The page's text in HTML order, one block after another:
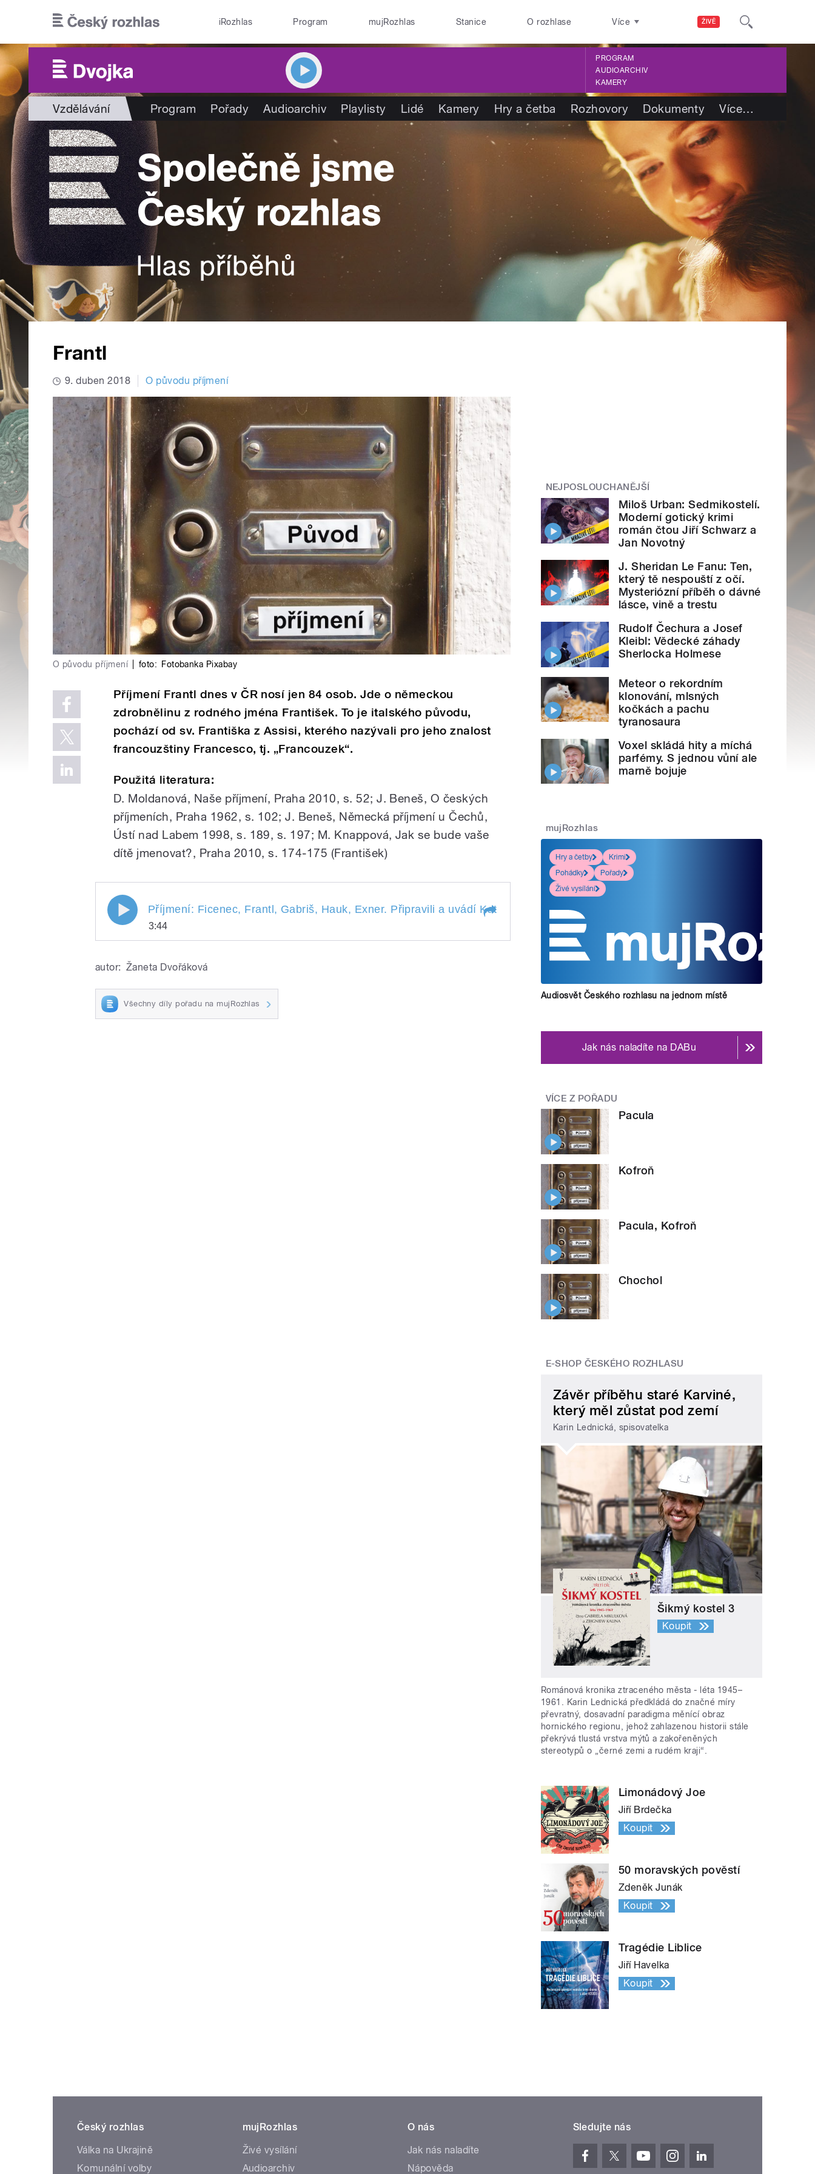
ŽIVĚ
iRozhlas Program mujRozhlas Stanice O rozhlase Více
PROGRAM
AUDIOARCHIV
KAMERY
Vzdělávání Program Pořady Audioarchiv Playlisty Lidé Kamery Hry a četba Rozhovory Dokumenty Více…
Frantl
9. duben 2018 O původu příjmení
O původu příjmení foto: Fotobanka Pixabay
Příjmení Frantl dnes v ČR nosí jen 84 osob. Jde o německou
zdrobnělinu z rodného jména František. To je italského původu,
pochází od sv. Františka z Assisi, kterého nazývali pro jeho znalost
francouzštiny Francesco, tj. „Francouzek“.
Použitá literatura:
D. Moldanová, Naše příjmení, Praha 2010, s. 52; J. Beneš, O českých
příjmeních, Praha 1962, s. 102; J. Beneš, Německá příjmení u Čechů,
Ústí nad Labem 1998, s. 189, s. 197; M. Knappová, Jak se bude vaše
dítě jmenovat?, Praha 2010, s. 174‒175 (František)
Příjmení: Ficenec, Frantl, Gabriš, Hauk, Exner. Připravili a uvádí Kateřina Dvořáková a Jiří Holoubek.
3:44
Připravili a uvádí Kateřina Dvořáková a Jiří
Holoubek.
autor: Žaneta Dvořáková
Všechny díly pořadu na mujRozhlas
NEJPOSLOUCHANĚJŠÍ
Miloš Urban: Sedmikostelí.
Moderní gotický krimi
román čtou Jiří Schwarz a
Jan Novotný
J. Sheridan Le Fanu: Ten,
který tě nespouští z očí.
Mysteriózní příběh o dávné
lásce, vině a trestu
Rudolf Čechura a Josef
Kleibl: Vědecké záhady
Sherlocka Holmese
Meteor o rekordním
klonování, mlsných
kočkách a pachu
tyranosaura
Voxel skládá hity a míchá
parfémy. S jednou vůní ale
marně bojuje
mujRozhlas
Hry a četby
Krimi
Pohádky
Pořady
Živé vysílání
Audiosvět Českého rozhlasu na jednom místě
Jak nás naladíte na DABu
VÍCE Z POŘADU
Pacula
Kofroň
Pacula, Kofroň
Chochol
E-SHOP ČESKÉHO ROZHLASU
Závěr příběhu staré Karviné,
který měl zůstat pod zemí
Karin Lednická, spisovatelka
Šikmý kostel 3
Koupit
Románová kronika ztraceného města - léta 1945–
1961. Karin Lednická předkládá do značné míry
převratný, dosavadní paradigma měnící obraz
hornického regionu, jehož zahlazenou historii stále
překrývá tlustá vrstva mýtů a zakořeněných
stereotypů o „černé zemi a rudém kraji“.
Limonádový Joe
Jiří Brdečka
Koupit
50 moravských pověstí
Zdeněk Junák
Koupit
Tragédie Liblice
Jiří Havelka
Koupit
Český rozhlas
Válka na Ukrajině
Komunální volby
mujRozhlas
Živé vysílání
Audioarchiv
O nás
Jak nás naladíte
Nápověda
Sledujte nás